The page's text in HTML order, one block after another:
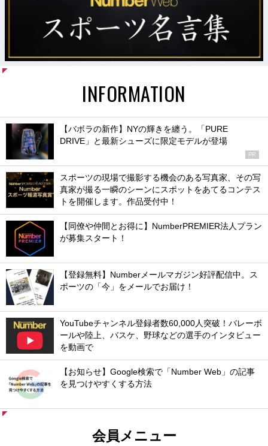
INFORMATION
【バボラの新作】NYの輝きを纏う。「PURE
DRIVE」と最新シューズに限定モデルが登場
PR
スポーツの現場で撮影する機会のある写真家、その写
真家が撮る一瞬のシーンにスポットをあてるコンテス
トを開催します。作品受付中！
【同僚や仲間とお得に】NumberPREMIER法人プラン
が募集スタート！
【登録無料】Numberメールマガジン好評配信中。ス
ポーツの「今」をメールでお届け！
YouTubeチャンネル登録者数60,000人突破！バレーボ
ールや陸上、バスケ、野球などの選手のインタビュー
を動画で
【お知らせ】Google検索で「Number Web」の記事
を見つけやすくする方法
会員メニュー